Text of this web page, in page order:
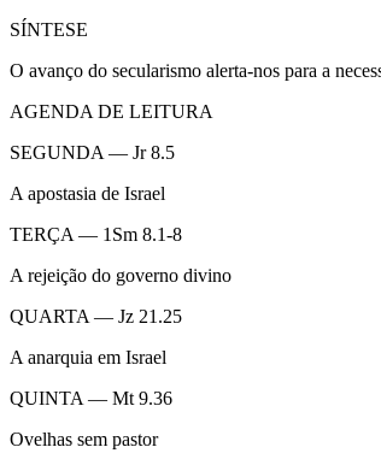
SÍNTESE
O avanço do secularismo alerta-nos para a
AGENDA DE LEITURA
SEGUNDA — Jr 8.5
A apostasia de Israel
TERÇA — 1Sm 8.1-8
A rejeição do governo divino
QUARTA — Jz 21.25
A anarquia em Israel
QUINTA — Mt 9.36
Ovelhas sem pastor